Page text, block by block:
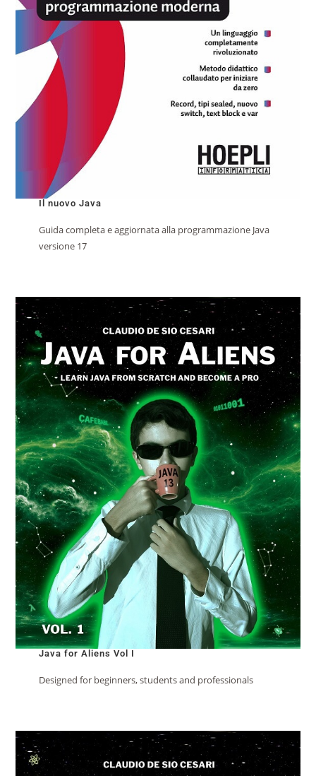
Il nuovo Java
Guida completa e aggiornata alla programmazione Java
versione 17
Java for Aliens Vol I
Designed for beginners, students and professionals